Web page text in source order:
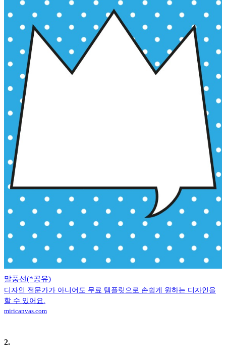
말풍선(*공유)
디자인 전문가가 아니어도 무료 템플릿으로 손쉽게 원하는 디자인을
할 수 있어요.
miricanvas.com
2.